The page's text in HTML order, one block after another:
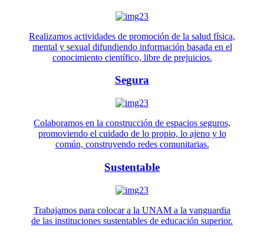
Realizamos actividades de promoción de la salud física,
mental y sexual difundiendo información basada en el
conocimiento científico, libre de prejuicios.
Segura
Colaboramos en la construcción de espacios seguros,
promoviendo el cuidado de lo propio, lo ajeno y lo
común, construyendo redes comunitarias.
Sustentable
Trabajamos para colocar a la UNAM a la vanguardia
de las instituciones sustentables de educación superior.